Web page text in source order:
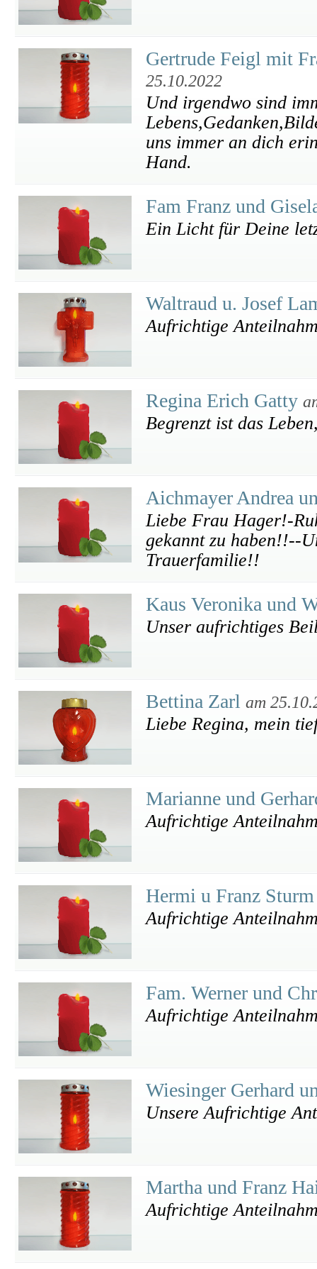
Gertrude Feigl mit
25.10.2022
Und irgendwo sind
uns immer an dich
Hand.
Fam Franz und
Ein Licht für Deine
Waltraud u. Josef
Aufrichtige
Regina Erich Gatty
Begrenzt ist das
Aichmayer Andrea
Liebe Frau Hager!-
gekannt zu haben!!--
Trauerfamilie!!
Kaus Veronika und
Unser aufrichtiges
Bettina Zarl am
Liebe Regina, mein
Marianne und
Aufrichtige
Hermi u Franz
Aufrichtige
Fam. Werner und
Aufrichtige
Wiesinger Gerhard
Unsere Aufrichtige
Martha und Franz
Aufrichtige